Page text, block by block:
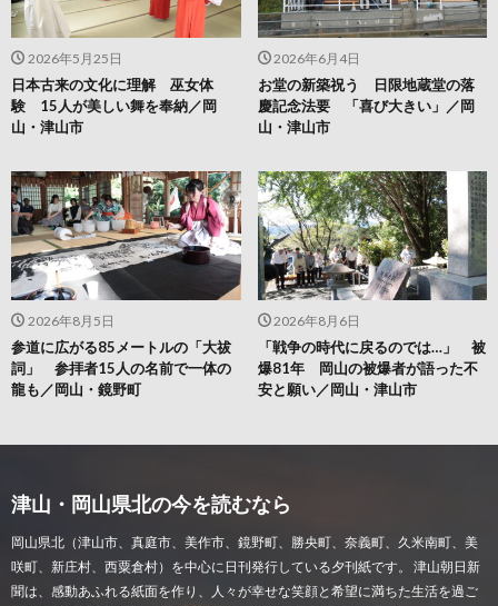
2026年8月6日
「戦争の時代に戻るのでは…」 被
爆81年 岡山の被爆者が語った不
安と願い／岡山・津山市
2026年8月5日
参道に広がる85メートルの「大祓
詞」 参拝者15人の名前で一体の
龍も／岡山・鏡野町
2026年6月4日
お堂の新築祝う 日限地蔵堂の落
慶記念法要 「喜び大きい」／岡
山・津山市
2026年5月25日
日本古来の文化に理解 巫女体
験 15人が美しい舞を奉納／岡
山・津山市
津山・岡山県北の今を読むなら
岡山県北（津山市、真庭市、美作市、鏡野町、勝央町、奈義町、久米南町、美
咲町、新庄村、西粟倉村）を中心に日刊発行している夕刊紙です。 津山朝日新
聞は、感動あふれる紙面を作り、人々が幸せな笑顔と希望に満ちた生活を過ご